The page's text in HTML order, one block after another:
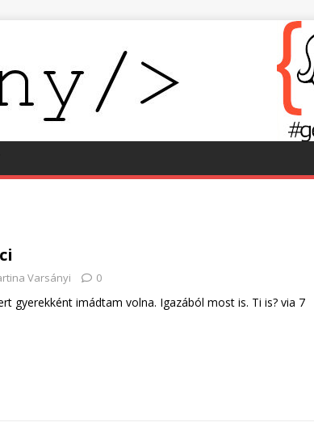
Varsányi 0
gyerekként imádtam volna. Igazából most is. Ti is? via 7